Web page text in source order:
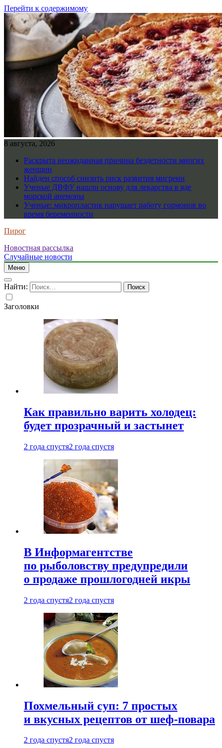
Перейти к содержимому
8 августа, 2026
Раскрыта неожиданная причина бездетности многих
женщин
Найден способ снизить риск развития мигрени
Ученые ДВФУ нашли основу для лекарства в яде
морской анемоны
Ученые: микропластик нарушает работу гормонов во
время беременности
Пирог
Новостная рассылка
Случайные новости
Меню
Найти:
Заголовки
Как правильно варить холодец:
будет прозрачный и застынет
2 года спустя2 года спустя
В Информагентстве
по рыболовству предупредили
о продаже прошлогодней икры
2 года спустя2 года спустя
Похмельный суп: 7 простых
и вкусных рецептов от шеф-повара
2 года спустя2 года спустя